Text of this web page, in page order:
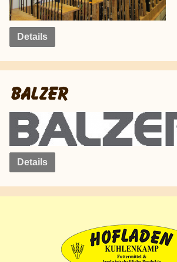
Details
BALZER
Details